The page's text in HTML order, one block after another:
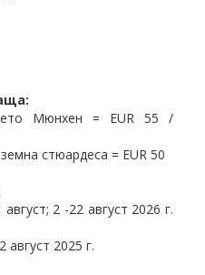
Мюнхен = EUR 55 /
стюардеса = EUR 50
2 -22 август 2026 г.
август 2025 г.